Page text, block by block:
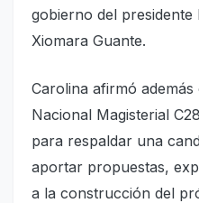
gobierno del presidente
Xiomara Guante.
Carolina afirmó además
Nacional Magisterial
para respaldar una
aportar propuestas,
a la construcción del